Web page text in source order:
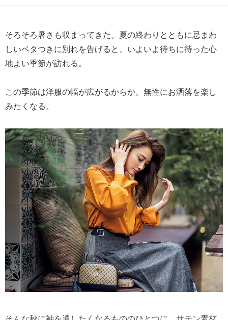
そろそろ暑さも収まってきた。夏の終わりとともに忌まわ
しいベタつきに別れを告げると、いよいよ待ちに待った心
地よい季節が訪れる。
この季節は洋服の幅が広がるからか、無性にお洒落を楽し
みたくなる。